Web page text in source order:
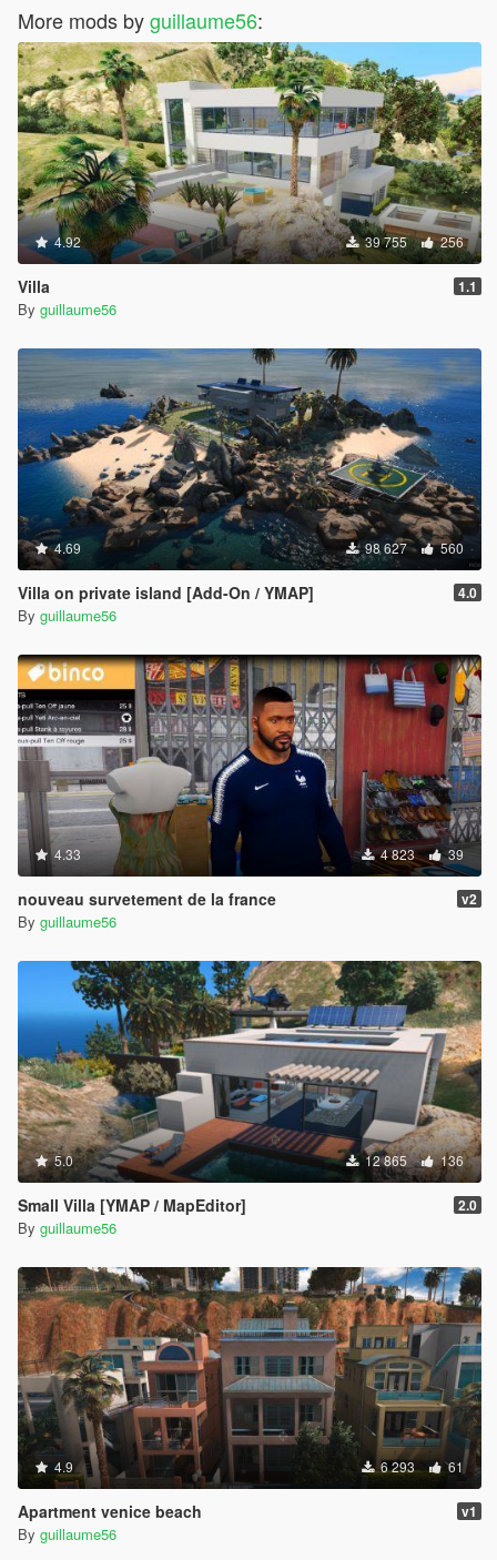
More mods byguillaume56:
4.92 39 755 256
Villa 1.1
By guillaume56
4.69 98 627 560
Villa on private island [Add-On / YMAP] 4.0
By guillaume56
4.33 4 823 39
nouveau survetement de la france v2
By guillaume56
5.0 12 865 136
Small Villa [YMAP / MapEditor] 2.0
By guillaume56
4.9 6 293 61
Apartment venice beach v1
By guillaume56